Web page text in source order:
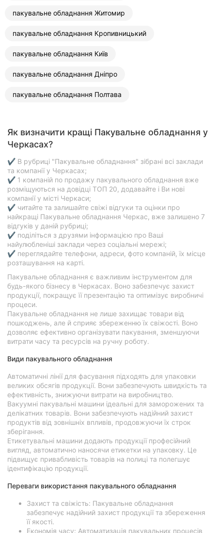
Одеса
Кропивницький
Київ
Харків
Запоріжжя
Дніпро
Львів
Кривий
Ріг
Миколаїв
Херсон
Чернівці
Суми
Івано-
Франківськ
Луцьк
Ужгород
пакувальне обладнання Житомир
пакувальне обладнання Кропивницький
пакувальне обладнання Київ
пакувальне обладнання Дніпро
пакувальне обладнання Полтава
Як визначити кращі Пакувальне обладнання у
Черкасах?
✔ В рубриці "Пакувальне обладнання" зібрані всі заклади
та компанії у Черкасах;
✔ 1 компаній по продажу пакувального обладнання вже
розміщуються на довідці ТОП 20, додавайте і Ви нові
компанії у місті Черкаси;
✔ читайте та залишайте свіжі відгуки та оцінки про
найкращі Пакувальне обладнання Черкас, вже залишено 7
відгуків у даній рубриці;
✔ поділіться з друзями інформацією про Ваші
найулюбленіші заклади через соціальні мережі;
✔ переглядайте телефони, адреси, фото компаній, їх місце
розташування на карті.
Пакувальне обладнання є важливим інструментом для
будь-якого бізнесу в Черкасах. Воно забезпечує захист
продукції, покращує її презентацію та оптимізує виробничі
процеси.
Пакувальне обладнання не лише захищає товари від
пошкоджень, але й сприяє збереженню їх свіжості. Воно
дозволяє ефективно організувати пакування, зменшуючи
витрати часу та ресурсів на ручну роботу.
Види пакувального обладнання
Автоматичні лінії для фасування підходять для упаковки
великих обсягів продукції. Вони забезпечують швидкість та
ефективність, знижуючи витрати на виробництво.
Вакуумні пакувальні машини ідеальні для заморожених та
делікатних товарів. Вони забезпечують надійний захист
продуктів від зовнішніх впливів, продовжуючи їх строк
зберігання.
Етикетувальні машини додають продукції професійний
вигляд, автоматично наносячи етикетки на упаковку. Це
підвищує привабливість товарів на полиці та полегшує
ідентифікацію продукції.
Переваги використання пакувального обладнання
Захист та свіжість: Пакувальне обладнання
забезпечує надійний захист продукції та збереження
її якості.
Економія часу: Автоматизація пакувальних процесів